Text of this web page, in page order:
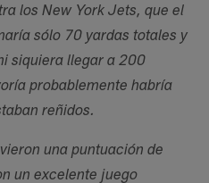
los New York Jets, que el
sólo 70 yardas totales y
siquiera llegar a 200
probablemente habría
reñidos.
una puntuación de
un excelente juego